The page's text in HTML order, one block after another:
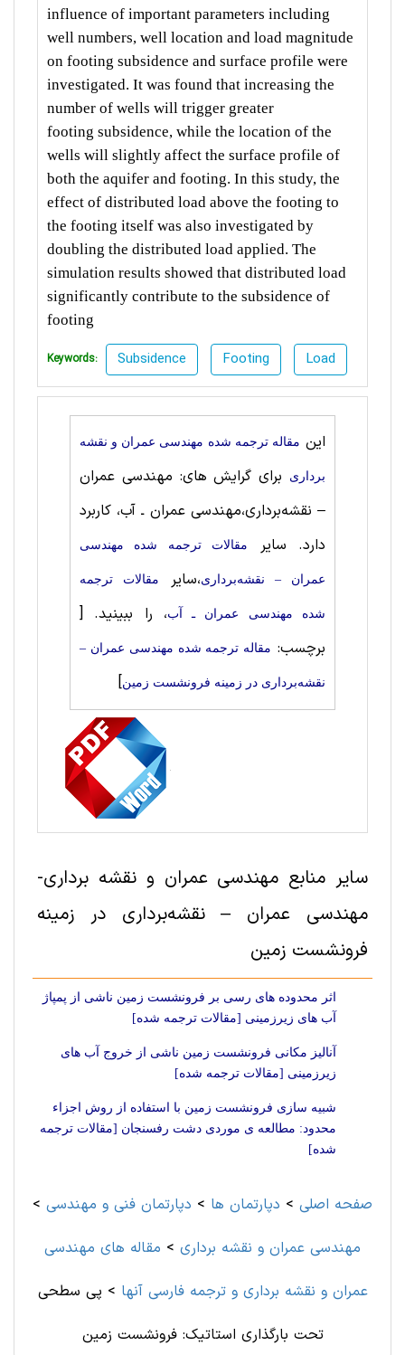
influence of important parameters including
well numbers, well location and load magnitude
on footing subsidence and surface profile were
investigated. It was found that increasing the
number of wells will trigger greater
footing subsidence, while the location of the
wells will slightly affect the surface profile of
both the aquifer and footing. In this study, the
effect of distributed load above the footing to
the footing itself was also investigated by
doubling the distributed load applied. The
simulation results showed that distributed load
significantly contribute to the subsidence of
footing
Keywords: Subsidence Footing Load
این مقاله ترجمه شده مهندسی عمران و نقشه
برداری
برای گرایش های: مهندسی عمران
– نقشه‌برداری،مهندسی عمران ـ آب، کاربرد
دارد. سایر
مقالات ترجمه شده مهندسی
عمران – نقشه‌برداری،سایر مقالات ترجمه
شده مهندسی عمران ـ آب، را ببینید. [
برچسب: مقاله ترجمه شده مهندسی عمران –
نقشه‌برداری در زمینه فرونشست زمین]
سایر منابع مهندسی عمران و نقشه برداری-
مهندسی عمران – نقشه‌برداری در زمینه
فرونشست زمین
اثر محدوده های رسی بر فرونشست زمین ناشی از پمپاژ
آب های زیرزمینی [مقالات ترجمه شده]
آنالیز مکانی فرونشست زمین ناشی از خروج آب های
زیرزمینی [مقالات ترجمه شده]
شبیه سازی فرونشست زمین با استفاده از روش اجزاء
محدود: مطالعه ی موردی دشت رفسنجان [مقالات ترجمه
شده]
صفحه اصلی > دپارتمان ها > دپارتمان فنی و مهندسی >
مهندسی عمران و نقشه برداری > مقاله های مهندسی
عمران و نقشه برداری و ترجمه فارسی آنها > پی سطحی
تحت بارگذاری استاتیک: فرونشست زمین